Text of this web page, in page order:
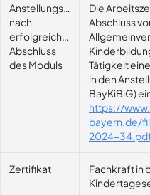
Anstellungsmöglichkeit
nach
erfolgreichem
Abschluss
des Moduls
Die
Abschluss
Tätigkeit
in den
BayKiBiG)
https://
bayern.de/
2024-
Zertifikat
Fachkraft in